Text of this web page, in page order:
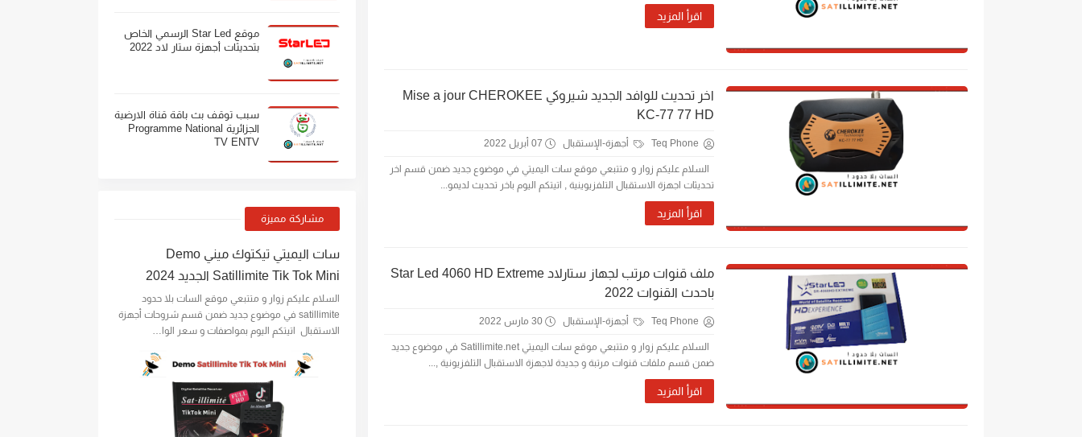
اقرأ المزيد
اخر تحديث للوافد الجديد شيروكي Mise a jour CHEROKEE
KC-77 77 HD
Teq Phone أجهزة-الإستقبال 07 أبريل 2022
السلام عليكم زوار و متتبعي موقع سات اليميتي في موضوع جديد ضمن قسم اخر
تحديثات اجهزة الاستقبال التلفزيوينية , اتيتكم اليوم باخر تحديث لديمو...
اقرأ المزيد
ملف قنوات مرتب لجهاز ستارلاد Star Led 4060 HD Extreme
باحدث القنوات 2022
Teq Phone أجهزة-الإستقبال 30 مارس 2022
السلام عليكم زوار و متتبعي موقع سات اليميتي Satillimite.net في موضوع جديد
ضمن قسم ملفات قنوات مرتبة و جديدة لاجهزة الاستقبال التلفزيونية ,...
اقرأ المزيد
موقع Star Led الرسمي الخاص
بتحديثات أجهزة ستار لاد 2022
سبب توقف بث باقة قناة الارضية
الجزائرية Programme National
TV ENTV
مشاركة مميزة
سات اليميتي تيكتوك ميني Demo
Satillimite Tik Tok Mini الجديد 2024
السلام عليكم زوار و متتبعي موقع السات بلا حدود
satillimite في موضوع جديد ضمن قسم شروحات أجهزة
الاستقبال اتيتكم اليوم بمواصفات و سعر الوا…